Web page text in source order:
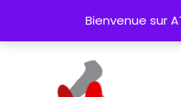
Bienvenue sur
contenu